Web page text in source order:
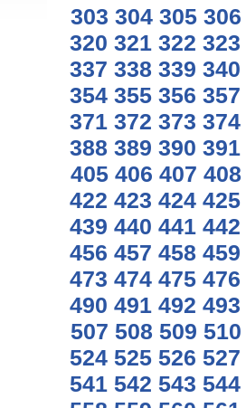
303 304 305 306
320 321 322 323
337 338 339 340
354 355 356 357
371 372 373 374
388 389 390 391
405 406 407 408
422 423 424 425
439 440 441 442
456 457 458 459
473 474 475 476
490 491 492 493
507 508 509 510
524 525 526 527
541 542 543 544